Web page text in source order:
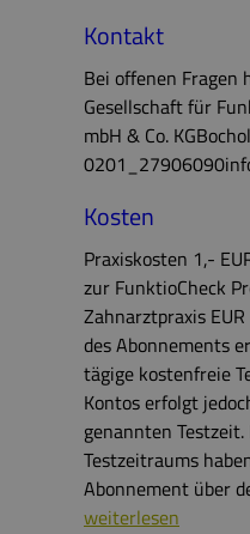
Kontakt
Bei offenen Fragen
Gesellschaft für
mbH & Co.
Kosten
Praxiskosten 1,-
zur FunktioCheck
Zahnarztpraxis
des Abonnements
tägige kostenfreie
Kontos erfolgt
genannten
Testzeitraums
Abonnement über
Kosten
weiterlesen